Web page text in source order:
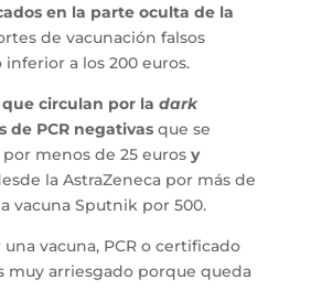
en la parte oculta de la
de vacunación falsos
a los 200 euros.
circulan por la dark
de PCR negativasque se
menos de 25 euros y
la AstraZeneca por más de
vacuna Sputnik por 500.
vacuna, PCR o certificado
muy arriesgado porque queda